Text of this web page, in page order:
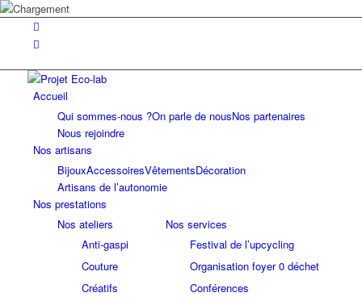
Accueil
Qui sommes-nous ?On parle de nousNos partenaires
Nous rejoindre
Nos artisans
BijouxAccessoiresVêtementsDécoration
Artisans de l’autonomie
Nos prestations
Nos ateliers
Anti-gaspi
Couture
Créatifs
Nos services
Festival de l’upcycling
Organisation foyer 0 déchet
Conférences